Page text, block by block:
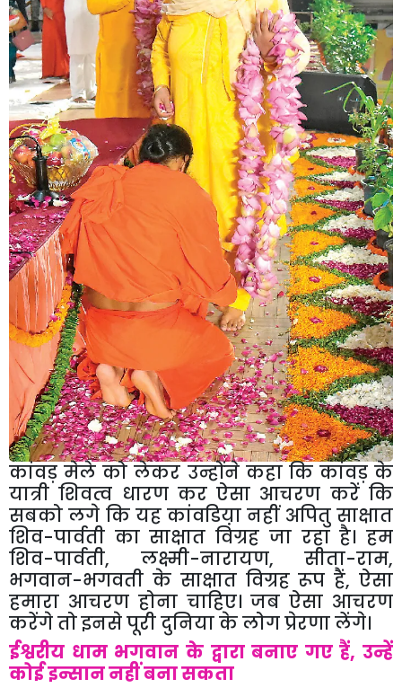
कांवड़ मेले को लेकर उन्होंने कहा कि कांवड़ के
यात्री शिवत्व धारण कर ऐसा आचरण करें कि
सबको लगे कि यह कांवडिय़ा नहीं अपितु साक्षात
शिव-पार्वती का साक्षात विग्रह जा रहा है। हम
शिव-पार्वती, लक्ष्मी-नारायण, सीता-राम,
भगवान-भगवती के साक्षात विग्रह रूप हैं, ऐसा
हमारा आचरण होना चाहिए। जब ऐसा आचरण
करेंगे तो इनसे पूरी दुनिया के लोग प्रेरणा लेंगे।
ईश्वरीय धाम भगवान के द्वारा बनाए गए हैं, उन्हें
कोई इन्सान नहीं बना सकता